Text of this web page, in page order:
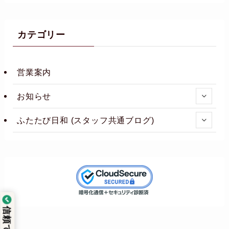
カテゴリー
営業案内
お知らせ
ふたたび日和 (スタッフ共通ブログ)